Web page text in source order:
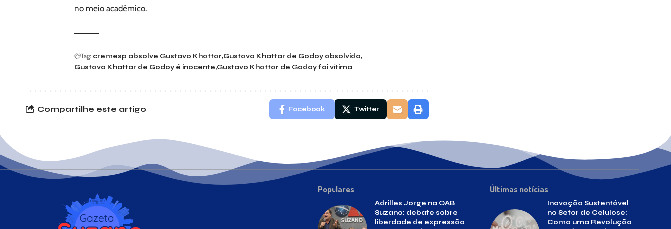
no meio acadêmico.
Tag: cremesp absolve Gustavo Khattar Gustavo Khattar de Godoy absolvido
Gustavo Khattar de Godoy é inocente Gustavo Khattar de Godoy foi vítima
Compartilhe este artigo Facebook Twitter
Populares
Adrilles Jorge na OAB
Suzano: debate sobre
liberdade de expressão
Últimas notícias
Inovação Sustentável
no Setor de Celulose:
Como uma Revolução